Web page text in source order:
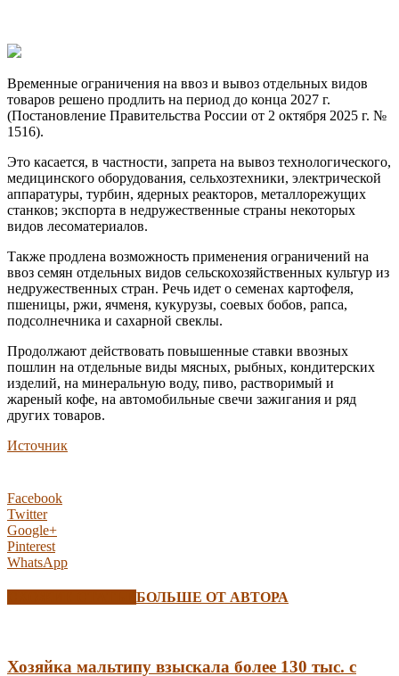
Временные ограничения на ввоз и вывоз отдельных видов
товаров решено продлить на период до конца 2027 г.
(Постановление Правительства России от 2 октября 2025 г. №
1516).
Это касается, в частности, запрета на вывоз технологического,
медицинского оборудования, сельхозтехники, электрической
аппаратуры, турбин, ядерных реакторов, металлорежущих
станков; экспорта в недружественные страны некоторых
видов лесоматериалов.
Также продлена возможность применения ограничений на
ввоз семян отдельных видов сельскохозяйственных культур из
недружественных стран. Речь идет о семенах картофеля,
пшеницы, ржи, ячменя, кукурузы, соевых бобов, рапса,
подсолнечника и сахарной свеклы.
Продолжают действовать повышенные ставки ввозных
пошлин на отдельные виды мясных, рыбных, кондитерских
изделий, на минеральную воду, пиво, растворимый и
жареный кофе, на автомобильные свечи зажигания и ряд
других товаров.
Источник
Facebook
Twitter
Google+
Pinterest
WhatsApp
БОЛЬШЕ ОТ АВТОРА
Хозяйка мальтипу взыскала более 130 тыс. с